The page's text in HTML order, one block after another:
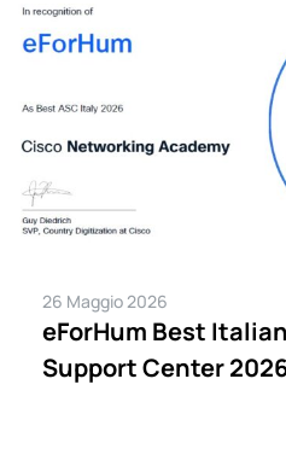
26 Maggio 2026
eForHum Best
Support Center